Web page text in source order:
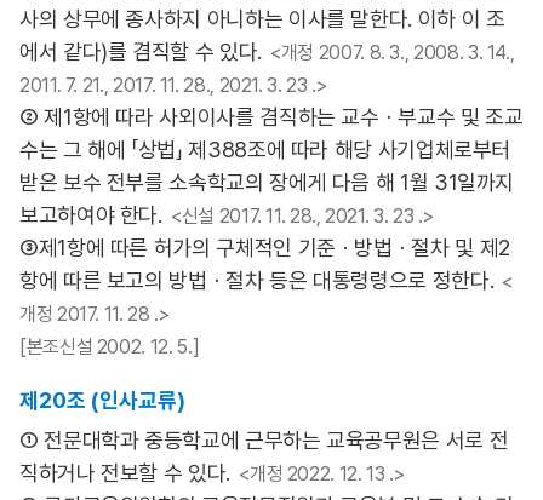
사의 상무에 종사하지 아니하는 이사를 말한다. 이하 이 조
에서 같다)를 겸직할 수 있다. <개정 2007. 8. 3., 2008. 3. 14.,
2011. 7. 21., 2017. 11. 28., 2021. 3. 23 .>
② 제1항에 따라 사외이사를 겸직하는 교수ㆍ부교수 및 조교
수는 그 해에 「상법」 제388조에 따라 해당 사기업체로부터
받은 보수 전부를 소속학교의 장에게 다음 해 1월 31일까지
보고하여야 한다. <신설 2017. 11. 28., 2021. 3. 23 .>
③제1항에 따른 허가의 구체적인 기준ㆍ방법ㆍ절차 및 제2
항에 따른 보고의 방법ㆍ절차 등은 대통령령으로 정한다. <
개정 2017. 11. 28 .>
[본조신설 2002. 12. 5.]
제20조 (인사교류)
① 전문대학과 중등학교에 근무하는 교육공무원은 서로 전
직하거나 전보할 수 있다. <개정 2022. 12. 13 .>